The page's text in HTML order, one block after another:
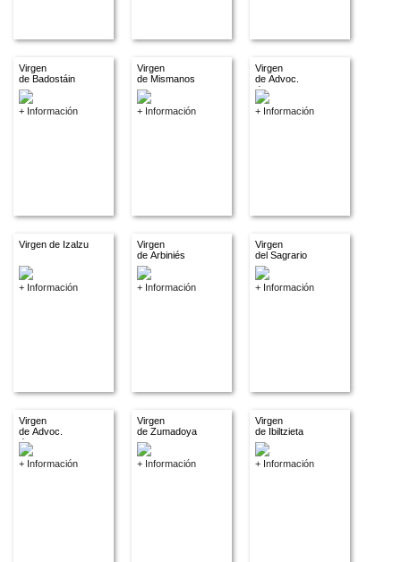
Virgen
de Badostáin
+ Información
Virgen
de Mismanos
+ Información
Virgen
de Advoc.
descon.
+ Información
Virgen de Izalzu
+ Información
Virgen
de Arbiniés
+ Información
Virgen
del Sagrario
+ Información
Virgen
de Advoc.
descon
+ Información
Virgen
de Zumadoya
+ Información
Virgen
de Ibiltzieta
+ Información